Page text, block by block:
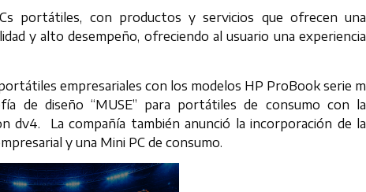
portátiles, con productos y servicios que ofrecen una
y alto desempeño, ofreciendo al usuario una experiencia
portátiles empresariales con los modelos HP ProBook serie m
de diseño “MUSE” para portátiles de consumo con la
dv4. La compañía también anunció la incorporación de la
y una Mini PC de consumo.